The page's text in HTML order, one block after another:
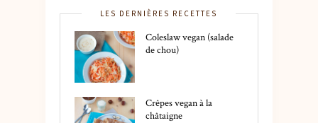
LES DERNIÈRES RECETTES
Coleslaw vegan (salade
de chou)
Crêpes vegan à la
châtaigne